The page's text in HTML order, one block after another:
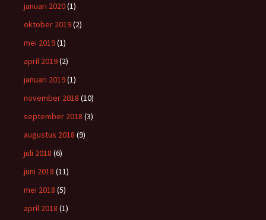
januari 2020(1)
oktober 2019(2)
mei 2019(1)
april 2019(2)
januari 2019(1)
november 2018 (10)
september 2018 (3)
augustus 2018 (9)
juli 2018 (6)
juni 2018 (11)
mei 2018 (5)
april 2018 (1)